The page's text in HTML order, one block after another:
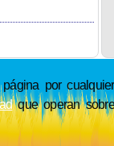
por
que operan